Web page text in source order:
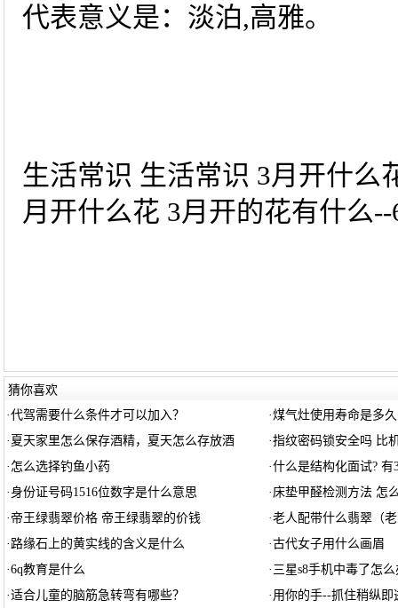
代表意义是：淡泊,高雅。
生活常识 生活常识 3月开什么
月开什么花 3月开的花有什么--
猜你喜欢
·代驾需要什么条件才可以加入？ ·煤气灶使用寿命是多久
· 夏天家里怎么保存酒精，夏天怎么存放酒 ·指纹密码锁安全吗 比
· 怎么选择钓鱼小药 ·什么是结构化面试? 有
· 身份证号码1516位数字是什么意思 · 床垫甲醛检测方法 怎
· 帝王绿翡翠价格 帝王绿翡翠的价钱 ·老人配带什么翡翠（
· 路缘石上的黄实线的含义是什么 ·古代女子用什么画眉
·6q教育是什么 · 三星s8手机中毒了怎
·适合儿童的脑筋急转弯有哪些？ · 用你的手--抓住稍纵即